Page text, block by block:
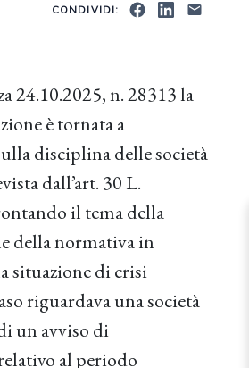
CONDIVIDI:
24.10.2025, n. 28313 la
è tornata a
disciplina delle società
dall’art. 30 L.
il tema della
della normativa in
situazione di crisi
riguardava una società
un avviso di
al periodo